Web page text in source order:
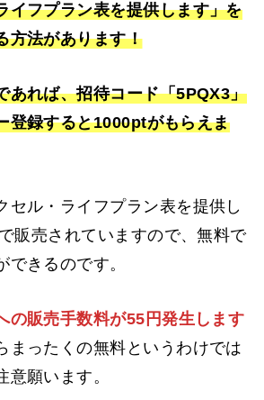
イフプラン表を提供します」を
方法があります！
あれば、招待コード「5PQX3」
登録すると1000ptがもらえま
セル・ライフプラン表を提供し
販売されていますので、無料で
できるのです。
の販売手数料が55円発生します
まったくの無料というわけでは
意願います。